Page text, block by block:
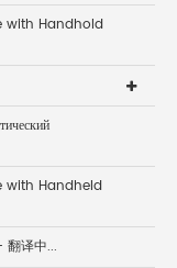
with Handhold
with Handheld
译中...